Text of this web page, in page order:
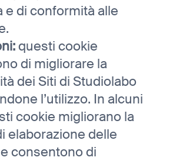
e di conformità alle
questi cookie
di migliorare la
dei Siti di Studiolabo
l’utilizzo. In alcuni
cookie migliorano la
elaborazione delle
consentono di